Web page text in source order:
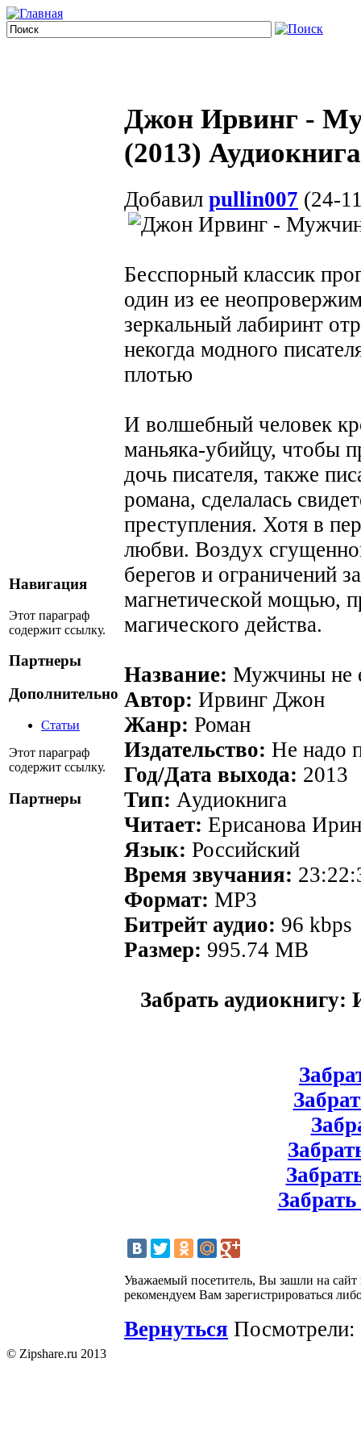
Навигация
Этот параграф
содержит ссылку.
Партнеры
Дополнительно
Статьи
Этот параграф
содержит ссылку.
Партнеры
Джон Ирвинг -
(2013) Аудиокнига
Добавил pullin007 (24-
Бесспорный классик
один из ее
зеркальный лабиринт
некогда модного
плотью
И волшебный человек
маньяка-убийцу, чтобы
дочь писателя, также
романа, сделалась
преступления. Хотя в
любви. Воздух
берегов и ограничений
магнетической мощью,
магического действа.
Название: Мужчины не
Автор: Ирвинг Джон
Жанр: Роман
Издательство: Не надо
Год/Дата выхода: 2013
Тип: Аудиокнига
Читает: Ерисанова
Язык: Российский
Время звучания:
Формат: MP3
Битрейт аудио: 96 kbps
Размер: 995.74 MB
Забрать
Уважаемый посетитель, Вы зашли на
рекомендуем Вам зарегистрироваться
Вернуться Посмотрели:
© Zipshare.ru 2013